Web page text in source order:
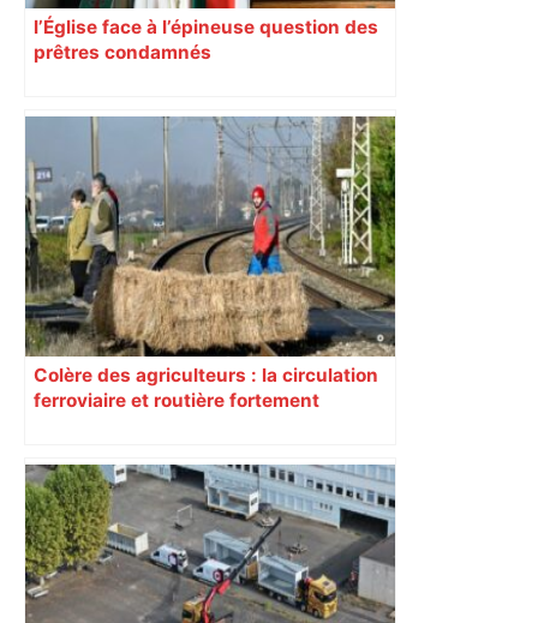
l’Église face à l’épineuse question des
prêtres condamnés
Colère des agriculteurs : la circulation
ferroviaire et routière fortement